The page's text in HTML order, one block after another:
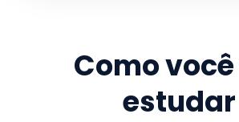
Como
estudar